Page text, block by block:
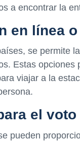
a encontrar la
en línea
se permite
Estas opciones
viajar a la
el voto
pueden